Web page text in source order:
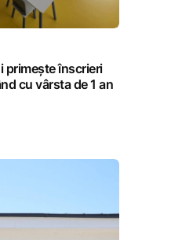
primește înscrieri
cu vârsta de 1 an